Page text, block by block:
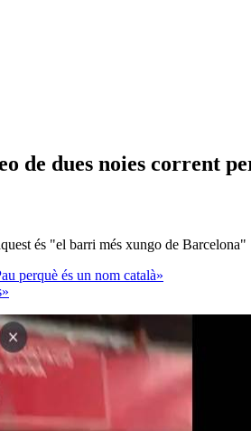
de dues noies corrent
és "el barri més xungo de Barcelona"
perquè és un nom català»